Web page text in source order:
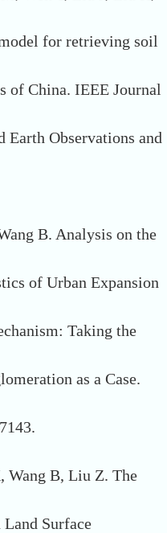
for retrieving soil
of China. IEEE Journal
Earth Observations and
B. Analysis on the
of Urban Expansion
Taking the
as a Case.
Wang B, Liu Z. The
Surface